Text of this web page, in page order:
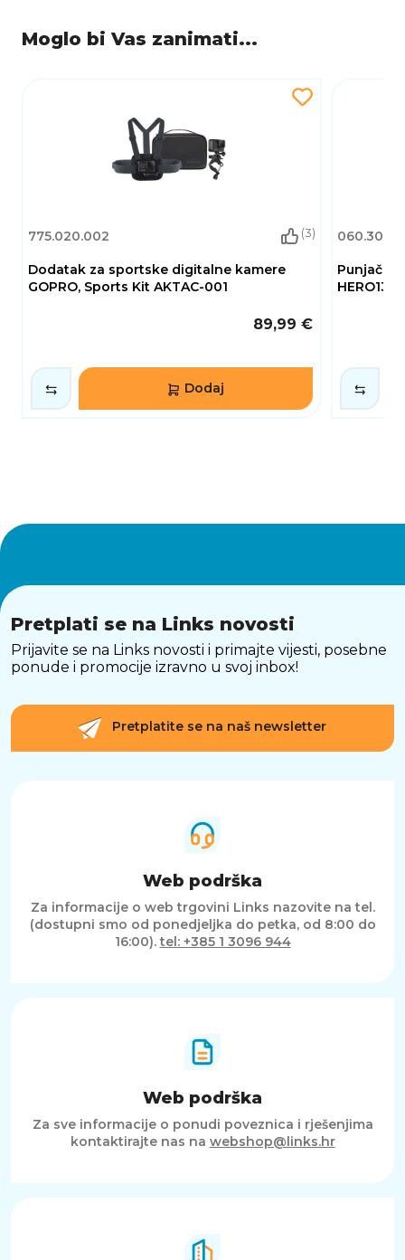
Moglo bi Vas zanimati...
775.020.002 (3)
Dodatak za sportske digitalne kamere
GOPRO, Sports Kit AKTAC-001
89,99 €
Dodaj
Punjač
HERO13,
Pretplati se na Links novosti
Prijavite se na Links novosti i primajte vijesti, posebne
ponude i promocije izravno u svoj inbox!
Pretplatite se na naš newsletter
Web podrška
Za informacije o web trgovini Links nazovite na tel.
(dostupni smo od ponedjeljka do petka, od 8:00 do
16:00).tel: +385 1 3096 944
Web podrška
Za sve informacije o ponudi poveznica i rješenjima
kontaktirajte nas na webshop@links.hr